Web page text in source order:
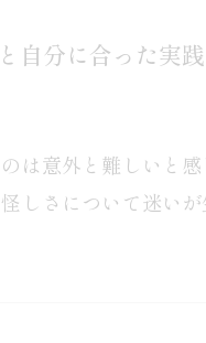
自分に合った実
は意外と難しいと感
しさについて迷いが